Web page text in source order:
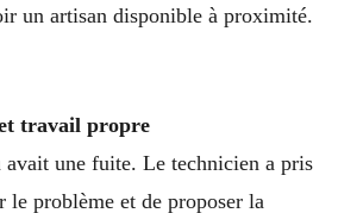
un artisan disponible à proximité.
travail propre
avait une fuite. Le technicien a pris
le problème et de proposer la